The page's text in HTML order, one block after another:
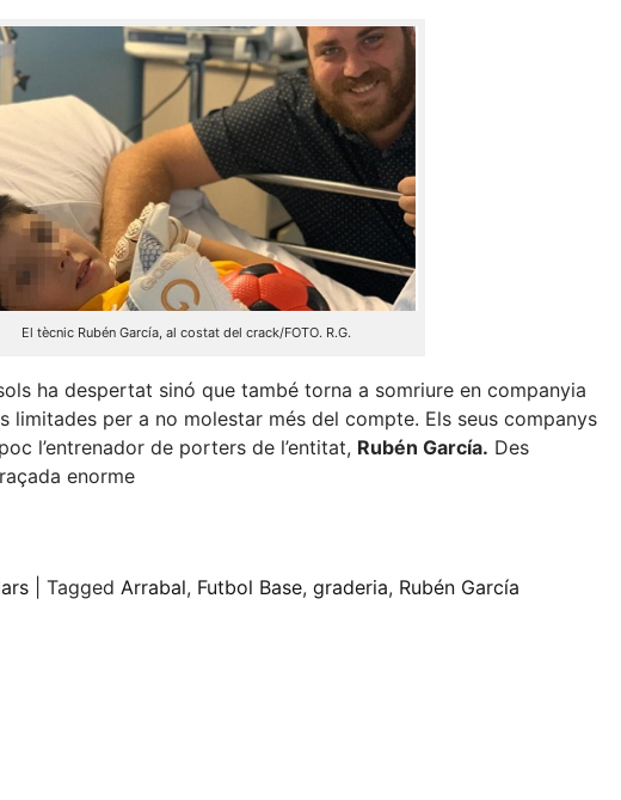
El tècnic Rubén García, al costat del crack/FOTO. R.G.
ha despertat sinó que també torna a somriure en companyia
limitades per a no molestar més del compte. Els seus companys
l’entrenador de porters de l’entitat, Rubén García. Des
enorme
Tagged Arrabal, Futbol Base, graderia, Rubén García
Recopilem
dades
estadístiques
de manera
la seva